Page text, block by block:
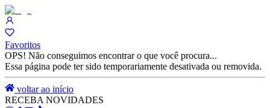
Favoritos
OPS! Não conseguimos encontrar o que você procura...
Essa página pode ter sido temporariamente desativada ou removida.
voltar ao início
RECEBA NOVIDADES